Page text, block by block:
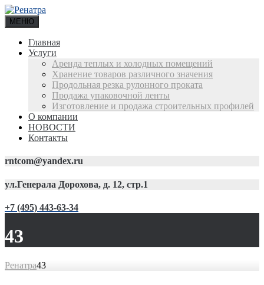
МЕНЮ
Главная
Услуги
Аренда теплых и холодных помещений
Хранение товаров различного значения
Продольная резка рулонного проката
Продажа упаковочной ленты
Изготовление и продажа строительных профилей
О компании
НОВОСТИ
Контакты
rntcom@yandex.ru
ул.Генерала Дорохова, д. 12, стр.1
+7 (495) 443-63-34
43
Ренатра43